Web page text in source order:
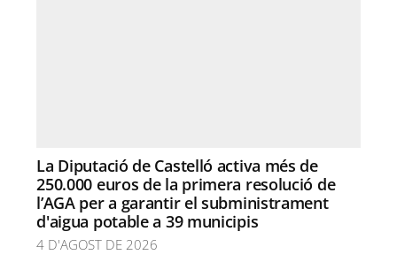
La Diputació de Castelló activa més de
250.000 euros de la primera resolució de
l’AGA per a garantir el subministrament
d'aigua potable a 39 municipis
4 D'AGOST DE 2026